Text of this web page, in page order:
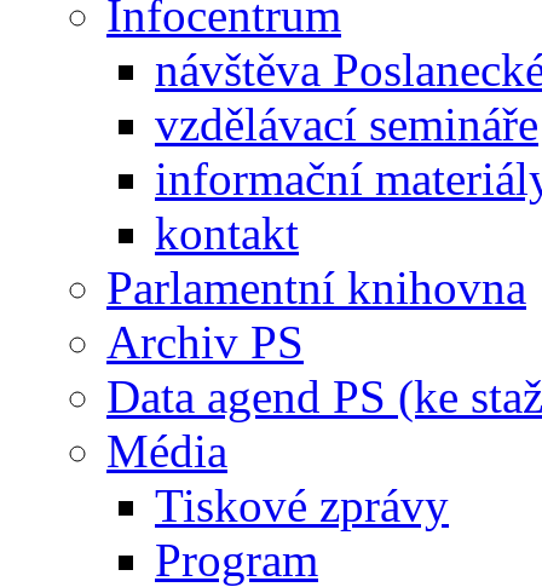
Infocentrum
návštěva
vzdělávací semináře
informační
kontakt
Parlamentní knihovna
Archiv PS
Data agend PS (ke
Média
Tiskové zprávy
Program